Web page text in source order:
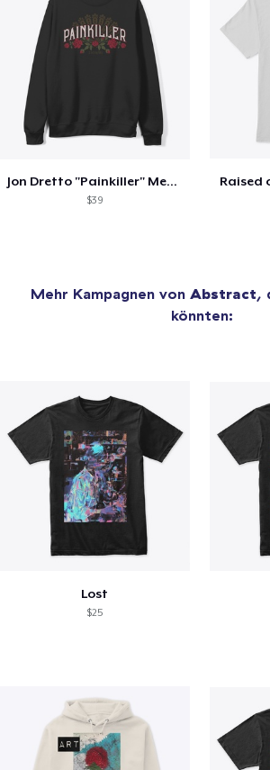
Jon Dretto "Painkiller" Merch Collection
$39
Raised
Mehr Kampagnen von Abstract,
könnten:
Lost
$25